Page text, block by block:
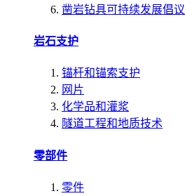
凿岩钻具可持续发展倡议
岩石支护
锚杆和锚索支护
网片
化学品和灌浆
隧道工程和地质技术
零部件
零件